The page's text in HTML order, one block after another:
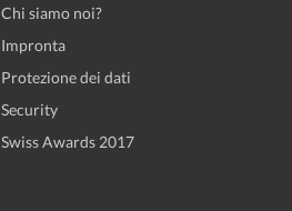
Chi siamo noi?
Impronta
Protezione dei dati
Security
Swiss Awards 2017